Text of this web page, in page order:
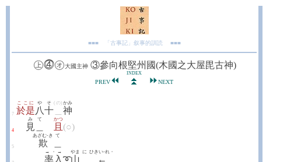
■■■ 「古事記」叙事的訓読 ■■■
㊤⓸㋔大國主神 ③參向根堅州國(木國之大屋毘古神)
PREV⏪ ⏫
INDEX
⏩NEXT
7 於是
ここに
八十
やそ (の)
神
かみ
4 見
み て
且
かつ
(○)
5 欺
あざむ-き て
率入
→・→
➰山
やま に
←
ひきい-れ・